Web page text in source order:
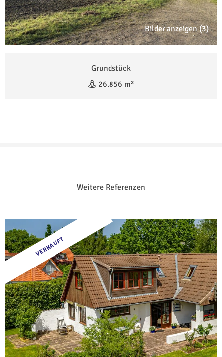
Bilder anzeigen (3)
Grundstück
26.856 m²
Weitere Referenzen
VERKAUFT